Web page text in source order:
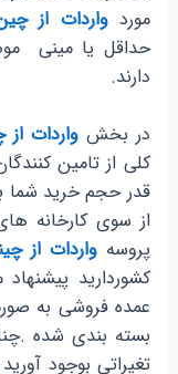
موردواردات از
حداقل یا مینی
دارند.
در بخش واردات
کلی از تامین
قدر حجم خرید شما
از سوی کارخانه
پروسهواردات از
کشوردارید
بسته بندی شده
تغیراتی بوجود